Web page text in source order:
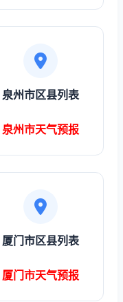
泉州市区县列表
泉州市天气预报
厦门市区县列表
厦门市天气预报